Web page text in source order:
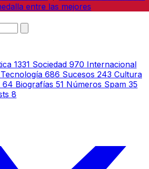
entre las mejores
1331 Sociedad 970 Internacional
Tecnología 686 Sucesos 243 Cultura
64 Biografías 51 Números Spam 35
8